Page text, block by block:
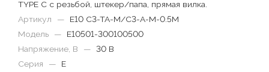
TYPE C с резьбой, штекер/папа, прямая вилка.
Артикул
—
E10 C3-TA-M/C3-A-M-0.5M
Модель
—
E10501-300100500
Напряжение, В
— 30 В
Серия
—
E